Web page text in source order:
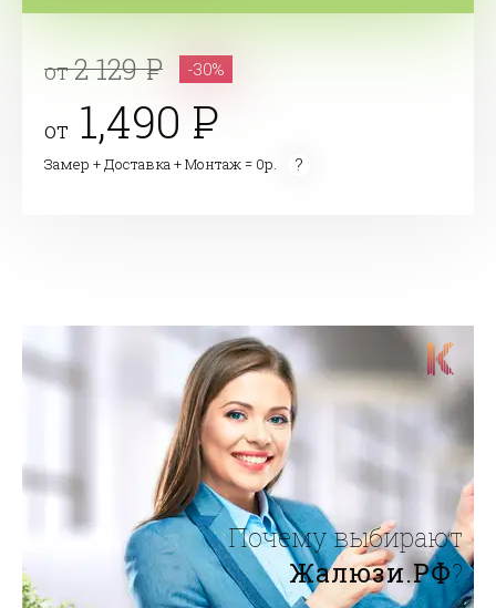
от2 129 -30%
от 1,490
Замер + Доставка + Монтаж = 0р.
Почему выбирают
Жалюзи.РФ?